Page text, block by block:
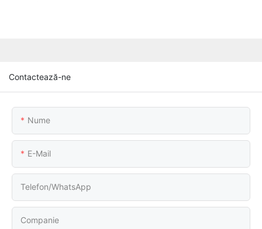
Contactează-ne
Nume
E-Mail
Telefon/WhatsApp
Companie